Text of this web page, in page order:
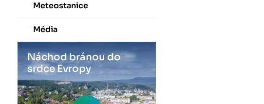
Meteostanice
Média
Náchod bránou do
srdce Evropy